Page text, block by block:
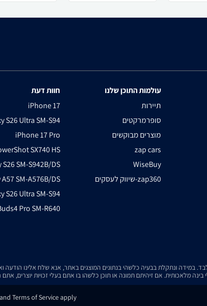
עולמות התוכן שלנו
תיירות
סופרמרקטים
מוצרים מבוקשים
zap cars
WiseBuy
שיווק לעסקים-zap360
חוות דעת
iPhone 17
S26 Ultra SM-S94
iPhone 17 Pro
SX740 HS
S26 SM-S942B/DS
SM-A576B/DS
S26 Ultra SM-S94
Pro SM-R640
מלאכותית. אם זיהיתם תמונה או תוכן כלשהו בו אתם בעלי זכויות יוצרים,
Terms of Service apply